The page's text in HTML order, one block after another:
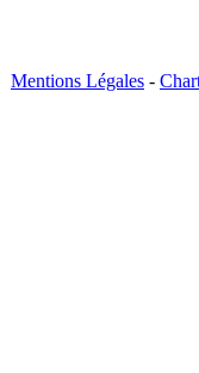
Mentions Légales -